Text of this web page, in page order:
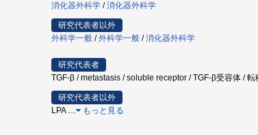
消化器外科学 /消化器外科学
研究代表者以外
外科学一般 /外科学一般 /消化器外科学
研究代表者
TGF-β / metastasis / soluble receptor / TGF-β受容体 /
研究代表者以外
LPA … もっと見る